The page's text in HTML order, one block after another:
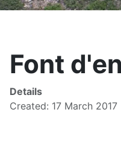
Font
Details
Created: 17 March 2017